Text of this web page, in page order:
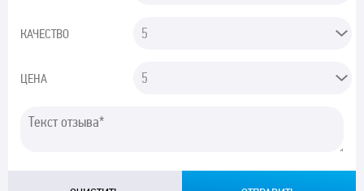
КАЧЕСТВО
ЦЕНА